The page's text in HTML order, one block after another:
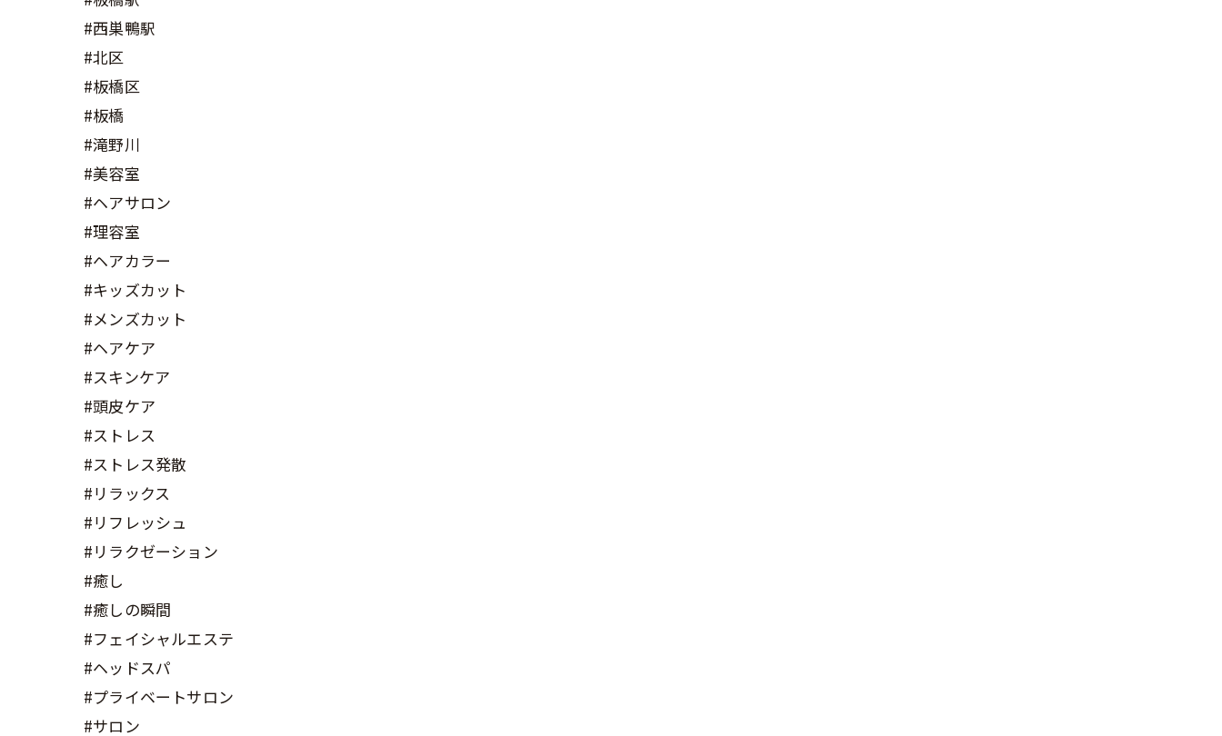
#西巣鴨駅
#北区
#板橋区
#板橋
#滝野川
#美容室
#ヘアサロン
#理容室
#ヘアカラー
#キッズカット
#メンズカット
#ヘアケア
#スキンケア
#頭皮ケア
#ストレス
#ストレス発散
#リラックス
#リフレッシュ
#リラクゼーション
#癒し
#癒しの瞬間
#フェイシャルエステ
#ヘッドスパ
#プライベートサロン
#サロン